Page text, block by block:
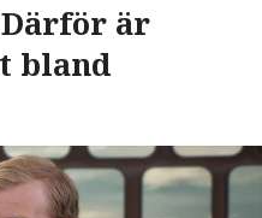
är
bland